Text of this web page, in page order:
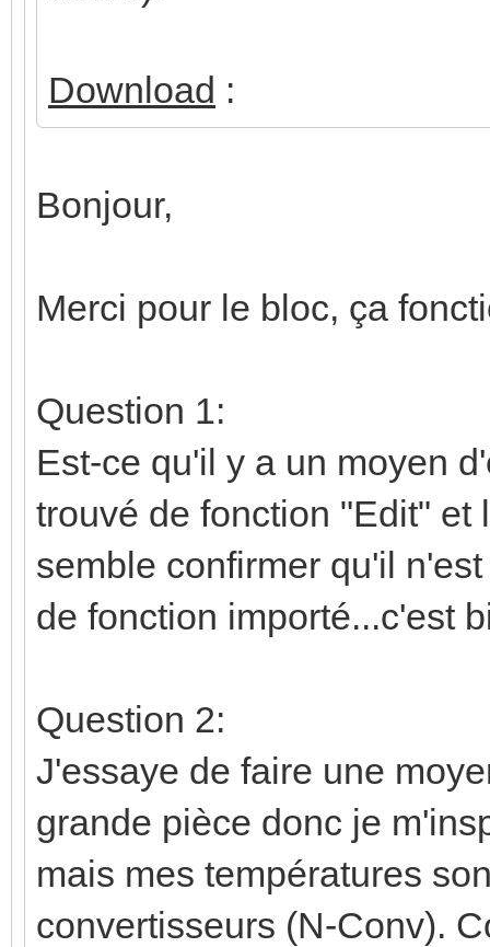
Download :
Bonjour,
Merci pour le bloc, ça
Question 1:
Est-ce qu'il y a un moyen
trouvé de fonction "Edit"
semble confirmer qu'il
de fonction importé...c'est
Question 2:
J'essaye de faire une
grande pièce donc je
mais mes températures
convertisseurs (N-Conv).